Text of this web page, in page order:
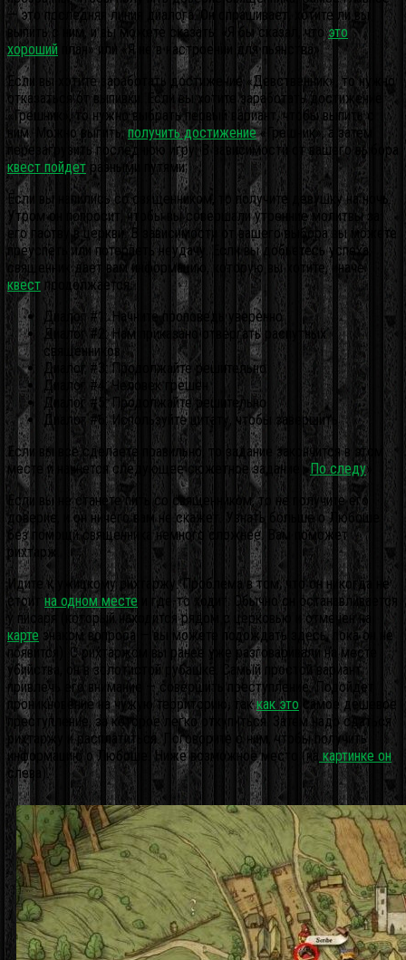
— это последняя линия диалога. Он спрашивает, хотите ли вы
выпить с ним, и вы можете сказать: «Я бы сказал, чтоэто
хороший план» или «Я не в настроении для пьянства».
Если вы хотите заработать достижение «Девственник», то нужно
отказаться от выпивки. Если вы хотите заработать достижение
«Грешник», то нужно выбрать первый вариант, чтобы выпить с
ним. Можно выпить,получить достижение«Грешник», а затем
перезагрузить последнюю игру. В зависимости от вашего выбора
квест пойдет разными путями:
Если вы напились со священником, то получите девушку на ночь.
Утром он попросит, чтобы вы совершали утренние молитвы за
его паству в церкви. В зависимости от вашего выбора вы можете
преуспеть или потерпеть неудачу. Если вы добьетесь успеха,
священник дает вам информацию, которую вы хотите, иначе
квест продолжается.
Диалог #1: Начните проповедь уверенно
Диалог #2: Нам приказано отвергать распутных
священников
Диалог #3: Продолжайте решительно
Диалог #4: Человек грешен
Диалог #5: Продолжайте решительно
Диалог #6: Используйте цитату, чтобы завершить
Если вы все сделаете правильно, то задание закончится в этом
месте и начнется следующее сюжетное задание «По следу».
Если вы не станете пить со священником, то не получите его
доверие, и он ничего вам не скажет. Узнать больше о Любоше
без помощи священника немного сложнее. Вам поможет
рихтарж.
Идите к ужицкому рихтаржу. Проблема в том, что он никогда не
стоит на одном месте и где-то ходит. Обычно он останавливается
у писаря (который находится рядом с церковью и отмечен на
карте знаком вопроса — вы можете подождать здесь, пока он не
появится). С рихтаржом вы ранее уже разговаривали на месте
убийства, он в золотистой рубашке. Самый простой вариант
привлечь его внимание — совершить преступление. Подойдет
проникновение на чужую территорию, таккак это самое дешевое
преступление, за которое легко откупиться. Затем надо сдаться
рихтаржу и расплатиться. Поговорите с ним, чтобы получить
информацию о Любоше. Ниже возможное место (на картинке он
слева).